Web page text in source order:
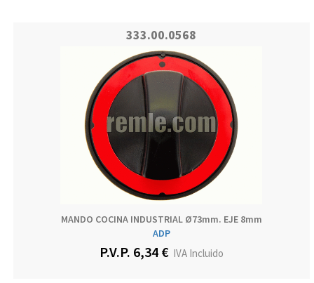
333.00.0568
MANDO COCINA INDUSTRIAL Ø73mm. EJE 8mm
ADP
P.V.P. 6,34 €IVA Incluido